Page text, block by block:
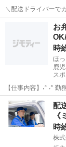
＼配送ドライバーでガッツリ稼げる
よる貨物集配業務（トラッ
大型＋作業 ■商品：
配送件数：3...
鹿児島市
お
時
ほ
鹿
ス
【仕事内容】˖° ˖°
と』スタッフ募集中!
がですか?
生さん→...
アルバイト・パー
配
《
時
株